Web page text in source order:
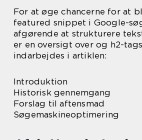
For at øge chancerne for at
featured snippet i Google-
afgørende at strukturere
er en oversigt over og h2-
indarbejdes i artiklen:
Introduktion
Historisk gennemgang
Forslag til aftensmad
Søgemaskineoptimering